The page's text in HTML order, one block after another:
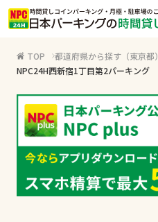
TOP 都道府県から探す（東京都）
NPC24H西新宿1丁目第2パーキング